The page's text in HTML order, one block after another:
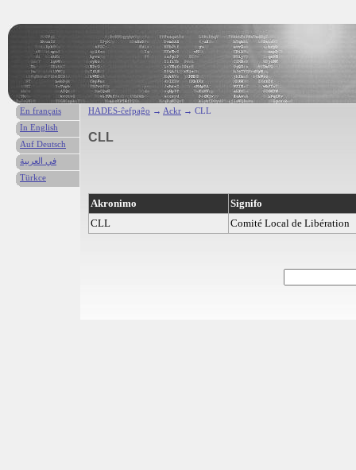
HADES-ĉefpaĝo → Ackr → CLL
CLL
Akronimo
Signifo
CLL
Comité Local de Libération
En français
In English
Auf Deutsch
في العربية
Türkce